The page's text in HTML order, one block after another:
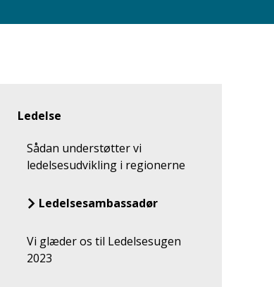
Ledelse
Sådan understøtter vi
ledelsesudvikling i regionerne
Ledelsesambassadør
Vi glæder os til Ledelsesugen
2023